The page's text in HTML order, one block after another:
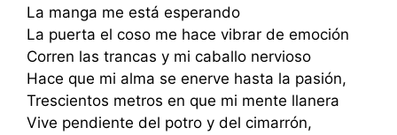
La manga me está esperando
La puerta el coso me hace vibrar de emoción
Corren las trancas y mi caballo nervioso
Hace que mi alma se enerve hasta la pasión,
Trescientos metros en que mi mente llanera
Vive pendiente del potro y del cimarrón,